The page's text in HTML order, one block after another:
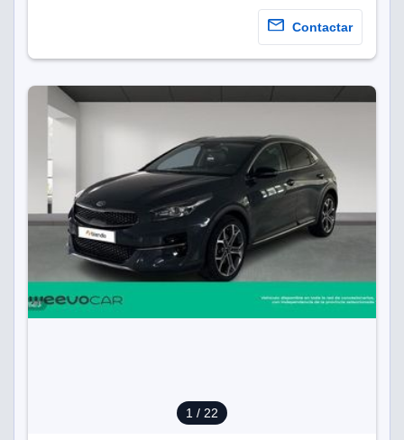
Contactar
1 / 22